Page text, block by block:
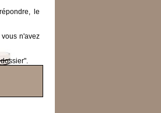
le
n'avez